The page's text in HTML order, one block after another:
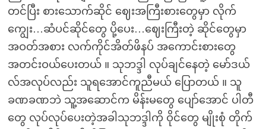
တင်ပြီး စားသောက်ဆိုင် ဈေးအကြီးစားတွေမှာ လိုက်
ကျွေး…ဆံပင်ဆိုင်တွေ ပို့ပေး…ဈေးကြီးတဲ့ ဆိုင်တွေမှာ
အဝတ်အစား လက်ကိုင်အိတ်ဖိနပ် အကောင်းစားတွေ
အတင်းဝယ်ပေးတယ် ။ သုဘဒ္ဒါ လုပ်ချင်နေတဲ့ မော်ဒယ်
လ်အလုပ်လည်း သူရအောင်ကူညီမယ် ပြောတယ် ။ သူ
ခဏခဏဘဲ သူ့အဆောင်က မိန်းမတွေ ပျော်အောင် ပါတီ
တွေ လုပ်လုပ်ပေးတဲ့အခါသုဘဒ္ဒါကို ဝိုင်တွေ မျိုးစုံ တိုက်